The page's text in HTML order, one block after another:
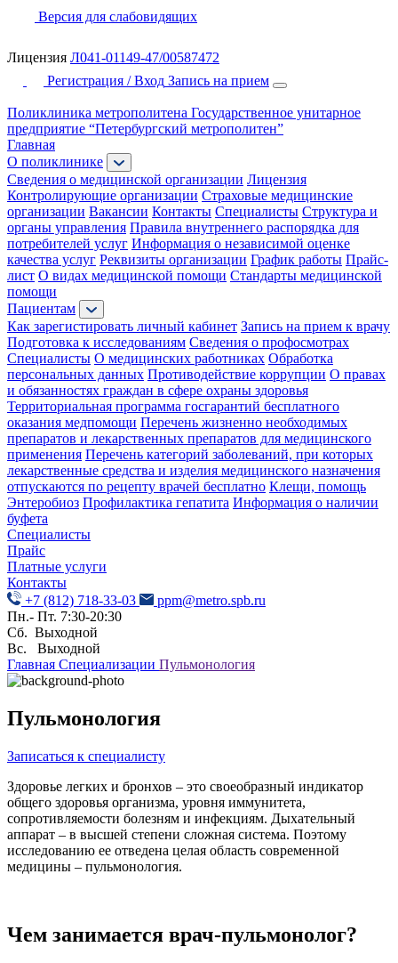
Версия для слабовидящих
Лицензия Л041-01149-47/00587472
Регистрация / Вход Запись на прием
Поликлиника метрополитена Государственное унитарное
предприятие “Петербургский метрополитен”
Главная
О поликлинике
Сведения о медицинской организации Лицензия
Контролирующие организации Страховые медицинские
организации Вакансии Контакты Специалисты Структура и
органы управления Правила внутреннего распорядка для
потребителей услуг Информация о независимой оценке
качества услуг Реквизиты организации График работы Прайс-
лист О видах медицинской помощи Стандарты медицинской
помощи
Пациентам
Как зарегистировать личный кабинет Запись на прием к врачу
Подготовка к исследованиям Сведения о профосмотрах
Специалисты О медицинских работниках Обработка
персональных данных Противодействие коррупции О правах
и обязанностях граждан в сфере охраны здоровья
Территориальная программа госгарантий бесплатного
оказания медпомощи Перечень жизненно необходимых
препаратов и лекарственных препаратов для медицинского
применения Перечень категорий заболеваний, при которых
лекарственные средства и изделия медицинского назначения
отпускаются по рецепту врачей бесплатно Клещи, помощь
Энтеробиоз Профилактика гепатита Информация о наличии
буфета
Специалисты
Прайс
Платные услуги
Контакты
+7 (812) 718-33-03
ppm@metro.spb.ru
Пн.- Пт. 7:30-20:30
Сб. Выходной
Вс. Выходной
Главная Специализации Пульмонология
Пульмонология
Записаться к специалисту
Здоровье легких и бронхов – это своеобразный индикатор
общего здоровья организма, уровня иммунитета,
сопротивляемости болезням и инфекциям. Дыхательный
аппарат – в высшей степени сложная система. Поэтому
исследованию ее отведена целая область современной
медицины – пульмонология.
Чем занимается врач-пульмонолог?